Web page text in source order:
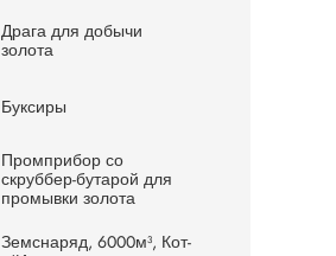
Драга для добычи
золота
Буксиры
Промприбор со
скруббер-бутарой для
промывки золота
Земснаряд, 6000м³, Кот-